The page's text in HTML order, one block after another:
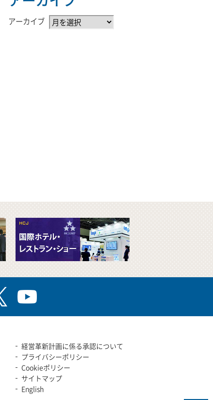
アーカイブ
経営革新計画に係る承認について
プライバシーポリシー
Cookieポリシー
サイトマップ
English